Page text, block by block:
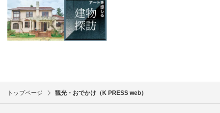
トップページ 観光・おでかけ（K PRESS web）